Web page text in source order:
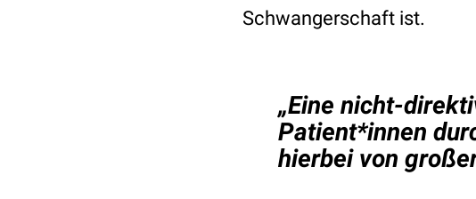
Schwangerschaft ist.
„Eine nicht-
Patient*innen
hierbei von